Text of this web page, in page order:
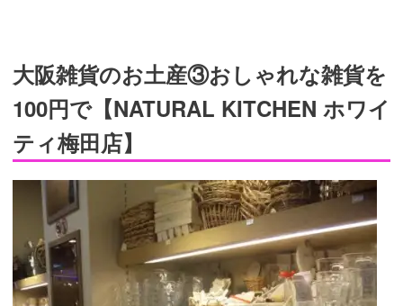
大阪雑貨のお土産③おしゃれな雑貨を
100円で【NATURAL KITCHEN ホワイ
ティ梅田店】